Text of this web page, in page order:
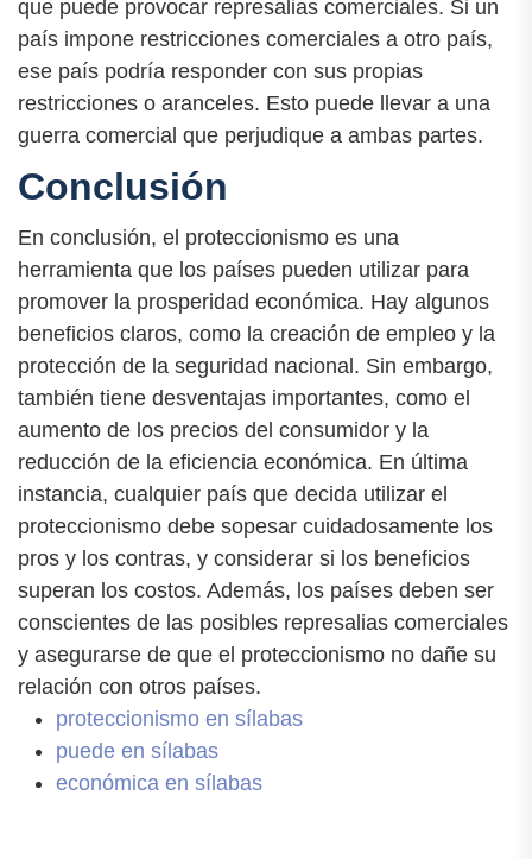
que puede provocar represalias comerciales. Si un
país impone restricciones comerciales a otro país,
ese país podría responder con sus propias
restricciones o aranceles. Esto puede llevar a una
guerra comercial que perjudique a ambas partes.
Conclusión
En conclusión, el proteccionismo es una
herramienta que los países pueden utilizar para
promover la prosperidad económica. Hay algunos
beneficios claros, como la creación de empleo y la
protección de la seguridad nacional. Sin embargo,
también tiene desventajas importantes, como el
aumento de los precios del consumidor y la
reducción de la eficiencia económica. En última
instancia, cualquier país que decida utilizar el
proteccionismo debe sopesar cuidadosamente los
pros y los contras, y considerar si los beneficios
superan los costos. Además, los países deben ser
conscientes de las posibles represalias comerciales
y asegurarse de que el proteccionismo no dañe su
relación con otros países.
proteccionismo en sílabas
puede en sílabas
económica en sílabas